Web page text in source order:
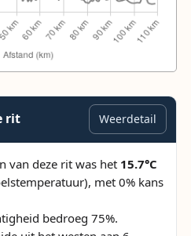
rit Weerdetail
van deze rit was het 15.7°C
met 0% kans
bedroeg 75%.